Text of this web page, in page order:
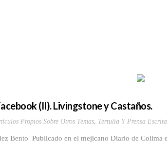
(II). Livingstone y Castaños.
Propios Sobre Otros Temas, Tertulia Y Prensa Escrita
Bento Publicado en el mejicano Diario de Colima